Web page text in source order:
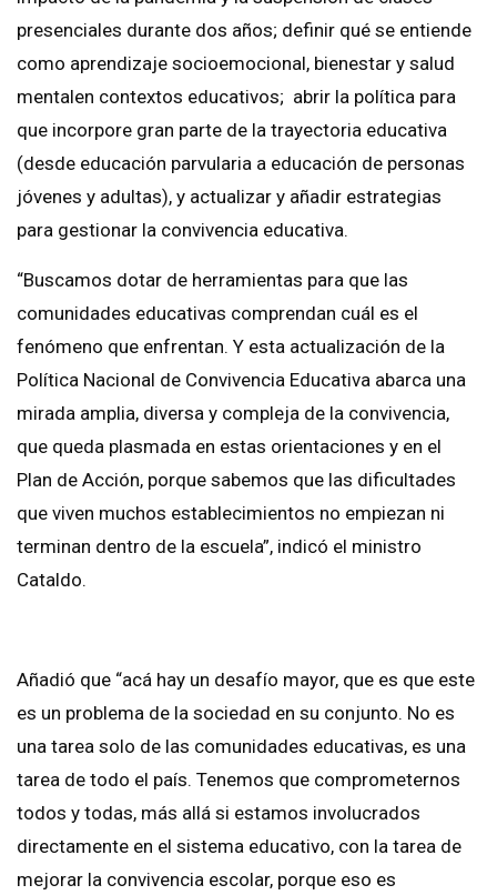
presenciales durante dos años; definir qué se entiende
como aprendizaje socioemocional, bienestar y salud
mentalen contextos educativos; abrir la política para
que incorpore gran parte de la trayectoria educativa
(desde educación parvularia a educación de personas
jóvenes y adultas), y actualizar y añadir estrategias
para gestionar la convivencia educativa.
“Buscamos dotar de herramientas para que las
comunidades educativas comprendan cuál es el
fenómeno que enfrentan. Y esta actualización de la
Política Nacional de Convivencia Educativa abarca una
mirada amplia, diversa y compleja de la convivencia,
que queda plasmada en estas orientaciones y en el
Plan de Acción, porque sabemos que las dificultades
que viven muchos establecimientos no empiezan ni
terminan dentro de la escuela”, indicó el ministro
Cataldo.
Añadió que “acá hay un desafío mayor, que es que este
es un problema de la sociedad en su conjunto. No es
una tarea solo de las comunidades educativas, es una
tarea de todo el país. Tenemos que comprometernos
todos y todas, más allá si estamos involucrados
directamente en el sistema educativo, con la tarea de
mejorar la convivencia escolar, porque eso es